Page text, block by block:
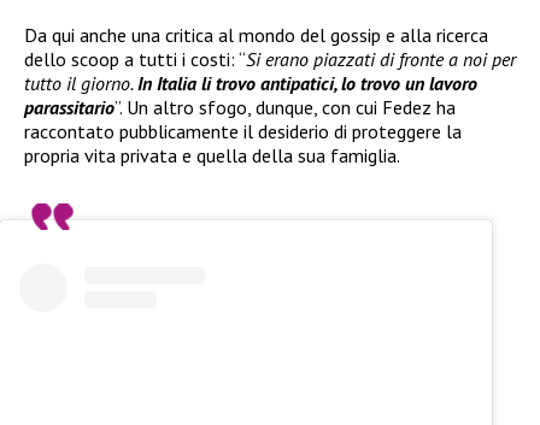
Da qui anche una critica al mondo del gossip e alla ricerca
dello scoop a tutti i costi: “Si erano piazzati di fronte a noi per
tutto il giorno.In Italia li trovo antipatici, lo trovo un lavoro
parassitario”. Un altro sfogo, dunque, con cui Fedez ha
raccontato pubblicamente il desiderio di proteggere la
propria vita privata e quella della sua famiglia.